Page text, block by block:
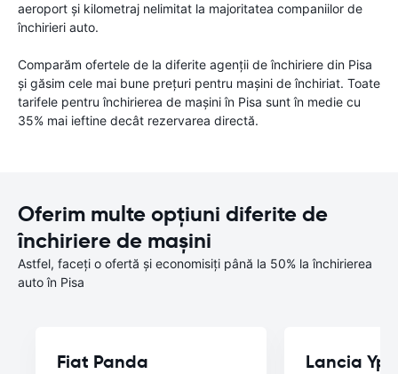
aeroport și kilometraj nelimitat la majoritatea companiilor de
închirieri auto.
Comparăm ofertele de la diferite agenții de închiriere din Pisa
și găsim cele mai bune prețuri pentru mașini de închiriat. Toate
tarifele pentru închirierea de mașini în Pisa sunt în medie cu
35% mai ieftine decât rezervarea directă.
Oferim multe opțiuni diferite de
închiriere de mașini
Astfel, faceți o ofertă și economisiți până la 50% la închirierea
auto în Pisa
Fiat Panda Lancia